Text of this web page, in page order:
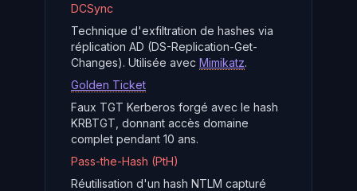
DCSync
Technique d'exfiltration de hashes via
réplication AD (DS-Replication-Get-
Changes). Utilisée avec Mimikatz.
Golden Ticket
Faux TGT Kerberos forgé avec le hash
KRBTGT, donnant accès domaine
complet pendant 10 ans.
Pass-the-Hash (PtH)
Réutilisation d'un hash NTLM capturé